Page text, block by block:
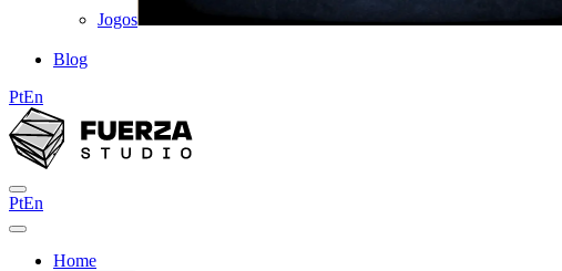
Jogos
Blog
PtEn
PtEn
Home